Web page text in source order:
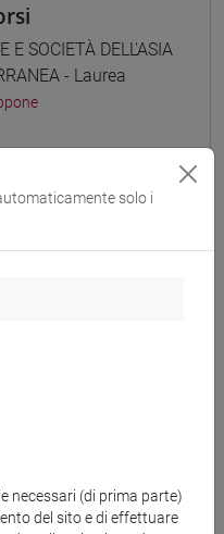
E SOCIETÀ DELL'ASIA
- Laurea
GIAPPONESE 3
DI LINGUA
1A Cognomi A-B
solo i
necessari (di prima parte)
del sito e di effettuare